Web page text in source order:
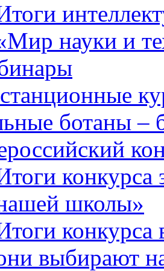
науки и
ботаны –
школы»
конкурса
выбирают